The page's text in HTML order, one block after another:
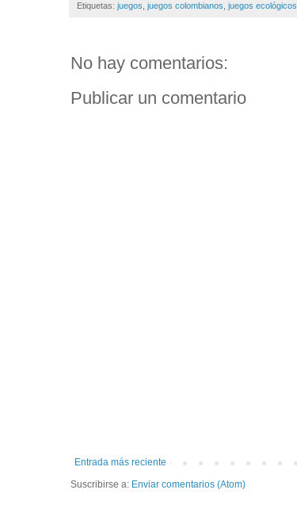
Etiquetas: juegos juegos colombianos juegos ecológicos
No hay comentarios:
Publicar un comentario
Entrada más reciente
Suscribirse a: Enviar comentarios (Atom)